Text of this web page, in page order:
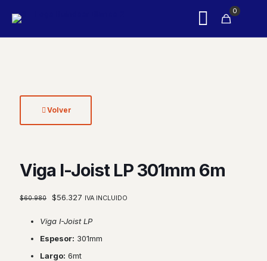
0
Volver
Viga I-Joist LP 301mm 6m
$60.980
El
original
$60.980.
$56.327 El
actual
$56.327.
IVA INCLUIDO
Viga I-Joist LP
Espesor: 301mm
Largo: 6mt